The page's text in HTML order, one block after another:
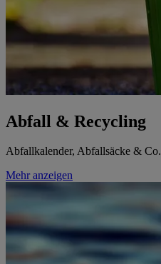
Abfall & Recycling
Abfallkalender, Abfallsäcke & Co.
Mehr anzeigen